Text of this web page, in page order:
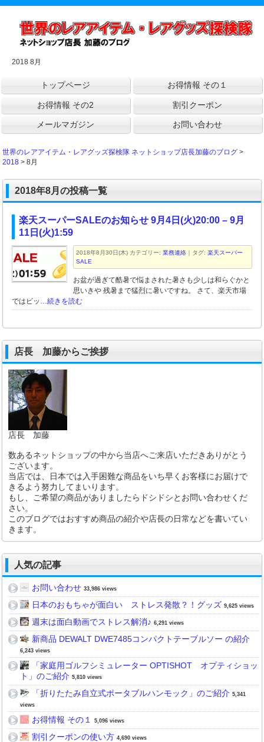
2018 8月
トップページ お得情報 その１
お得情報 その2 割引クーポン
メールマガジン お問い合わせ
世界のレアアイテム・レアグッズ探検隊 ネットショップ店長加藤のブログ >
2018 > 8月
2018年8月の投稿一覧
楽天スーパーSALEのお知らせ 9月4日(火)20:00 – 9月
11日(火)1:59
2018年8月30日(木) カテゴリー:業務連絡 ｜タグ:楽天スーパー
SALE
お盆が過ぎて酷暑で悩まされた暑さも少しは和らぐかと
思いきや 残暑まで猛烈に暑いですね。 さて、楽天市場
ではビッ
…続きを読む
店長 加藤からご挨拶
店長 加藤
数あるネットショップの中から当店へご来店いただきありがとう
ございます。
当店では、日本では入手困難な商品をいち早くお客様にお届けで
きるよう努力してまいります。
もし、ご希望の商品がありましたらドシドシとお問い合わせくだ
さい。
このブログではおすすめ商品の紹介や店長の日常などを書いてい
きます。
人気の記事
お問い合わせ 33,986 views
日本のおもちゃが面白い ストレス発散？！グッズ 9,625 views
週末は面白動画でストレス解消♪ 6,291 views
新商品 DEWALT DWE7485コンパクトテーブルソー の紹介
6,243 views
「家庭用ゴルフシミュレーター OPTISHOT オプティショッ
ト」のご紹介 5,810 views
「折りたたみ自立式ポータブルハンモック」のご紹介 5,341
views
お得情報 その１ 5,096 views
割引クーポンの使い方 4,690 views